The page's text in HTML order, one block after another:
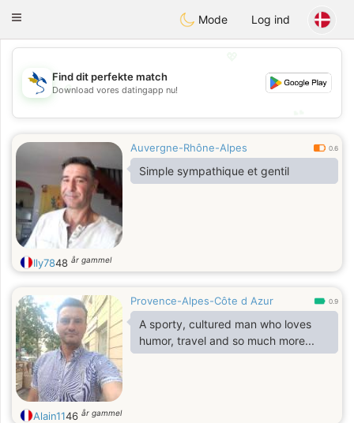
SvenskaDating
Toggle
Mode Log ind
💖
💕
Find dit perfekte match
Download vores datingapp nu!
Auvergne-Rhône-Alpes 0.6
Simple sympathique et gentil
Ily7848 år gammel
Provence-Alpes-Côte d Azur 0.9
A sporty, cultured man who loves
humor, travel and so much more...
Alain1146 år gammel